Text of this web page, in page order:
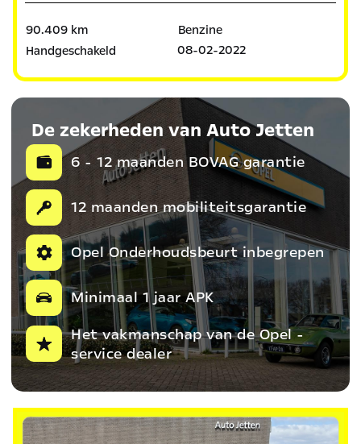
90.409 km
Benzine
Handgeschakeld
08-02-2022
De zekerheden van Auto Jetten
6 - 12 maanden BOVAG garantie
12 maanden mobiliteitsgarantie
Opel Onderhoudsbeurt inbegrepen
Minimaal 1 jaar APK
Het vakmanschap van de Opel -
service dealer